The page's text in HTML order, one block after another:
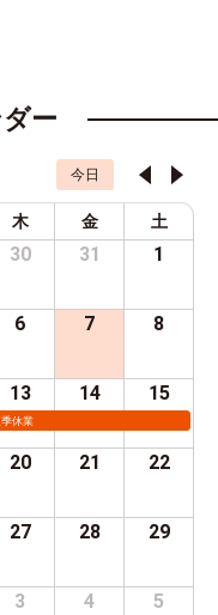
ー
今日
木 金 土
30 31 1
6 7 8
13
休業
14 15
20 21 22
27 28 29
3 4 5